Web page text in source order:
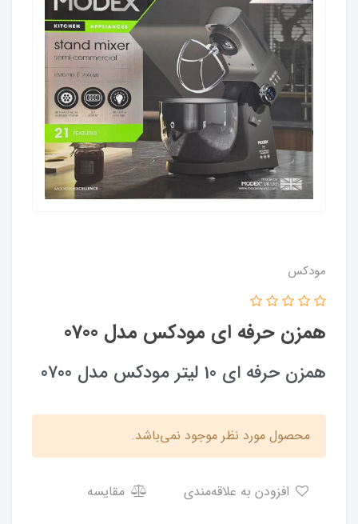
مودکس
همزن حرفه ای مودکس مدل 0700
همزن حرفه ای 10 لیتر مودکس مدل 0700
محصول مورد نظر موجود نمی‌باشد.
مقایسه